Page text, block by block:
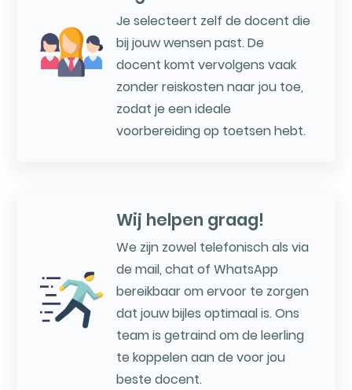
Je selecteert zelf de docent die
bij jouw wensen past. De
docent komt vervolgens vaak
zonder reiskosten naar jou toe,
zodat je een ideale
voorbereiding op toetsen hebt.
Wij helpen graag!
We zijn zowel telefonisch als via
de mail, chat of WhatsApp
bereikbaar om ervoor te zorgen
dat jouw bijles optimaal is. Ons
team is getraind om de leerling
te koppelen aan de voor jou
beste docent.